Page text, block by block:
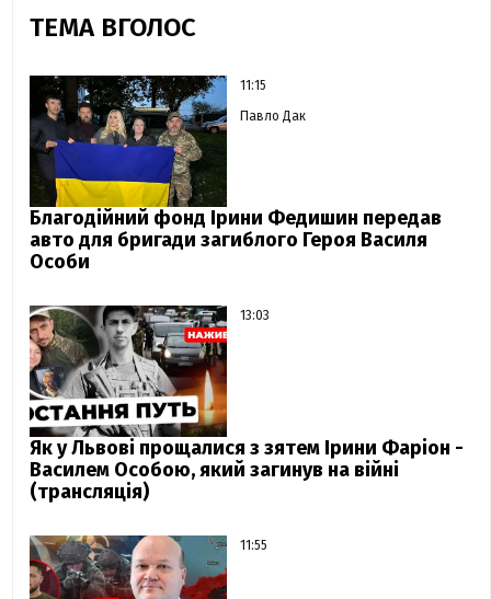
ТЕМА ВГОЛОС
11:15
Павло Дак
Благодійний фонд Ірини Федишин передав
авто для бригади загиблого Героя Василя
Особи
13:03
Як у Львові прощалися з зятем Ірини Фаріон -
Василем Особою, який загинув на війні
(трансляція)
11:55